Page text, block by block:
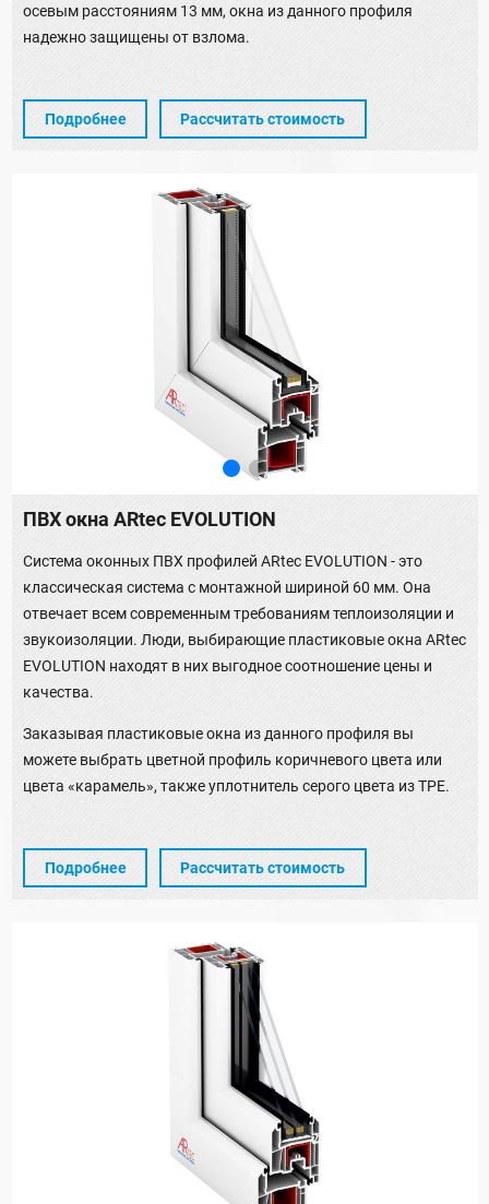
осевым расстояниям 13 мм, окна из данного профиля
надежно защищены от взлома.
Подробнее Рассчитать стоимость
ПВХ окна ARtec EVOLUTION
Система оконных ПВХ профилей ARtec EVOLUTION - это
классическая система с монтажной шириной 60 мм. Она
отвечает всем современным требованиям теплоизоляции и
звукоизоляции. Люди, выбирающие пластиковые окна ARtec
EVOLUTION находят в них выгодное соотношение цены и
качества.
Заказывая пластиковые окна из данного профиля вы
можете выбрать цветной профиль коричневого цвета или
цвета «карамель», также уплотнитель серого цвета из TPE.
Подробнее Рассчитать стоимость